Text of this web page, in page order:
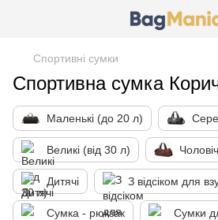
Спортивні сумки
Спортивна сумка
Маленькі (до 20 л)
Великі (від 30 л)
Дитячі З відсіком для
Сумка - рюкзак Сумки